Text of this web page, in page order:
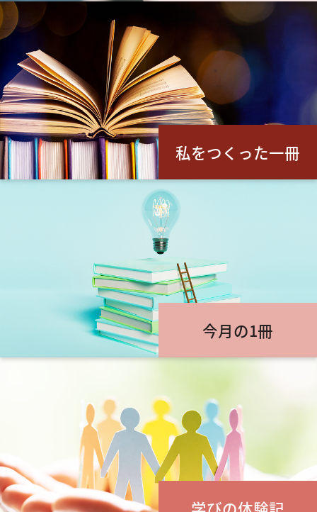
私をつくった一冊
今月の1冊